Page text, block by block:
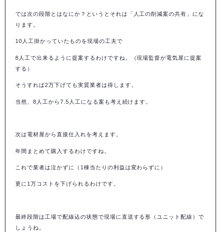
では次の段階とはなにか？というとそれは「人工の削減案の共有」にな
ります。
10 人工掛かっていたものを現場の工夫で
8 人工で出来るように提案するわけですね。（現場監督が電気屋に提案
する）
そうすれば2万下げても実質業者は得します。
当然、8人工から7.5人工になる案も考え続けます。
次は電材屋から直接仕入れを考えます。
年間まとめて購入するわけですね。
これで業者は泣かずに（ 1 棟当たりの利益は変わらずに）
更に 1 万コストを下げられるわけです。
最終段階は工場で配線込の状態で現場に直送する形（ユニット配線）で
しょうね。